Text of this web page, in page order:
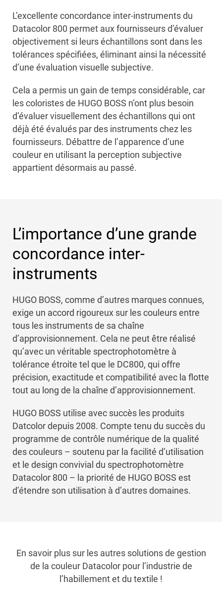
L’excellente concordance inter-instruments du
Datacolor 800 permet aux fournisseurs d’évaluer
objectivement si leurs échantillons sont dans les
tolérances spécifiées, éliminant ainsi la nécessité
d’une évaluation visuelle subjective.
Cela a permis un gain de temps considérable, car
les coloristes de HUGO BOSS n’ont plus besoin
d’évaluer visuellement des échantillons qui ont
déjà été évalués par des instruments chez les
fournisseurs. Débattre de l’apparence d’une
couleur en utilisant la perception subjective
appartient désormais au passé.
L’importance d’une grande
concordance inter-
instruments
HUGO BOSS, comme d’autres marques connues,
exige un accord rigoureux sur les couleurs entre
tous les instruments de sa chaîne
d’approvisionnement. Cela ne peut être réalisé
qu’avec un véritable spectrophotomètre à
tolérance étroite tel que le DC800, qui offre
précision, exactitude et compatibilité avec la flotte
tout au long de la chaîne d’approvisionnement.
HUGO BOSS utilise avec succès les produits
Datcolor depuis 2008. Compte tenu du succès du
programme de contrôle numérique de la qualité
des couleurs – soutenu par la facilité d’utilisation
et le design convivial du spectrophotomètre
Datacolor 800 – la priorité de HUGO BOSS est
d’étendre son utilisation à d’autres domaines.
En savoir plus sur les autres solutions de gestion
de la couleur Datacolor pour l’industrie de
l’habillement et du textile !